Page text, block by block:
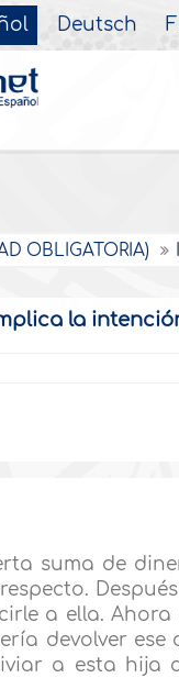
Deutsch
OBLIGATORIA)
la
suma de
a ella.
devolver ese
a esta hija